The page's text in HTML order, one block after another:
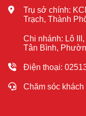
Trụ sở chính:
Trạch, Thành
Chi nhánh: Lô
Tân Bình,
Điện thoại:
Chăm sóc